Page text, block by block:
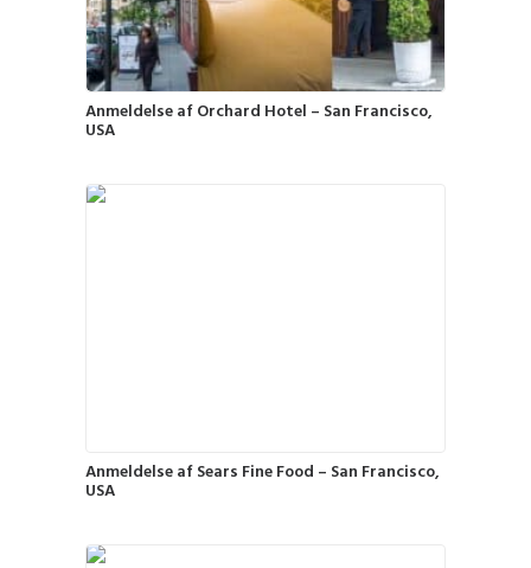
Anmeldelse af Orchard Hotel – San Francisco,
Anmeldelse af Sears Fine Food – San Francisco,